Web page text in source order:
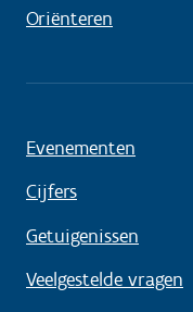
Oriënteren
Evenementen
Cijfers
Getuigenissen
Veelgestelde vragen